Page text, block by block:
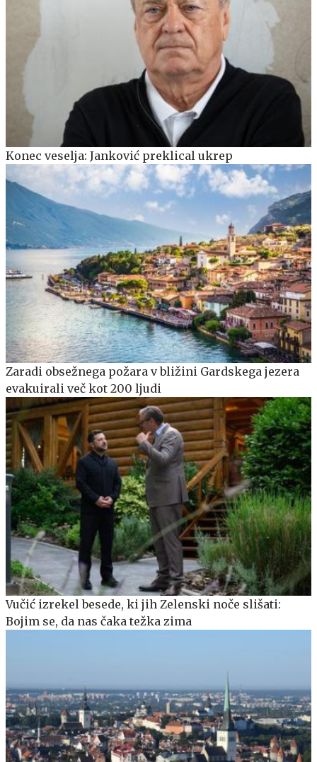
Konec veselja: Janković preklical ukrep
Zaradi obsežnega požara v bližini Gardskega jezera
evakuirali več kot 200 ljudi
Vučić izrekel besede, ki jih Zelenski noče slišati:
Bojim se, da nas čaka težka zima